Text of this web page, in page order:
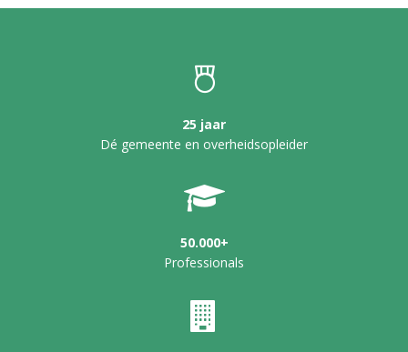
25 jaar
Dé gemeente en overheidsopleider
50.000+
Professionals